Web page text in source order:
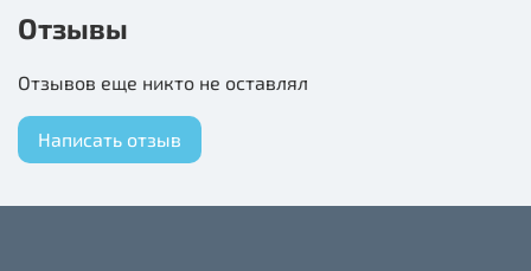
очищает зубной налет, помогая предотвратить зубной
Подходит для самостоятельных или совместных игр с
собакой, оснащена пищалкой для привлечения
внимания.
Отзывы
Отзывов еще никто не оставлял
Написать отзыв